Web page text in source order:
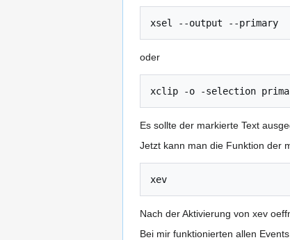
oder
Es sollte der markierte Text
Jetzt kann man die Funktion der
Nach der Aktivierung von xev
Bei mir funktionierten allen